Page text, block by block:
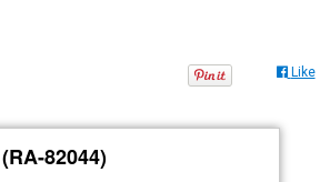
Like
82044)